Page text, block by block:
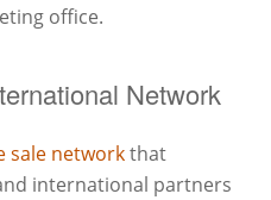
office.
Network
sale networkthat
international partners